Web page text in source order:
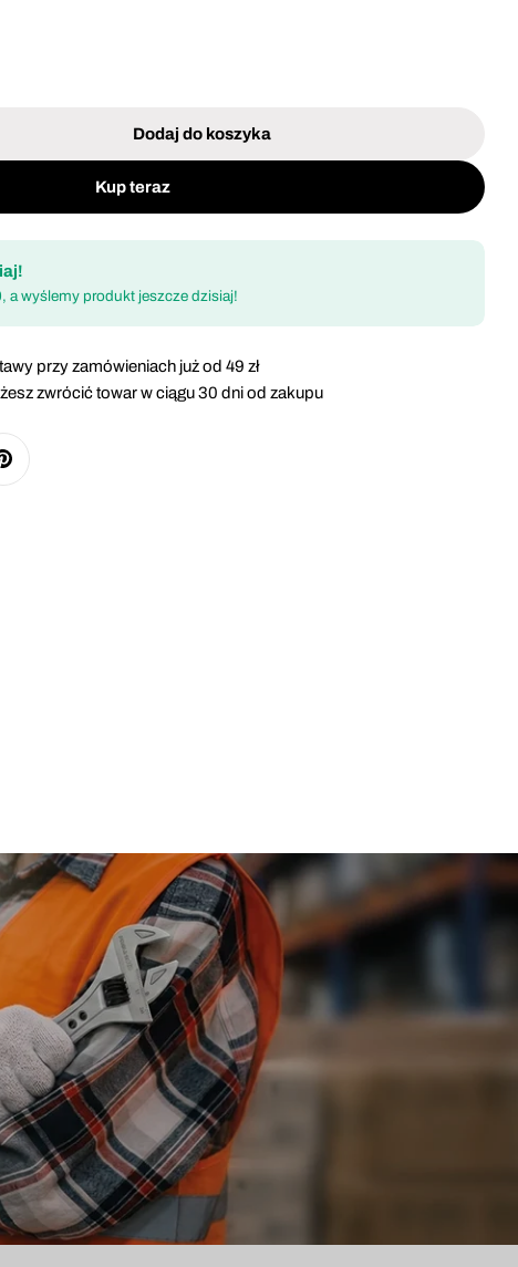
profilowane zestaw 6 elementów 6 mm Mega
dla Frezy profilowane zestaw 6 elementów 6 mm
Dodaj do koszyka
Kup teraz
, a wyślemy produkt jeszcze dzisiaj!
przy zamówieniach już od 49 zł
zwrócić towar w ciągu 30 dni od zakupu